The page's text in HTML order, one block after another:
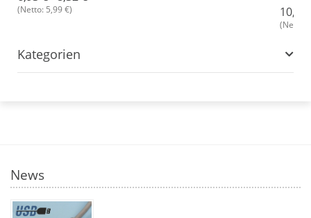
(Netto: 5,99 €)
(Netto:
Kategorien
News